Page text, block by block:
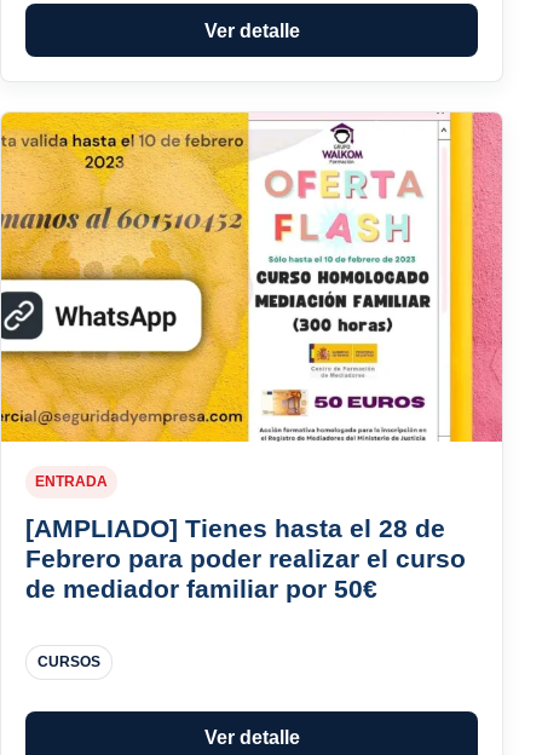
Ver detalle
ENTRADA
[AMPLIADO] Tienes hasta el 28 de
Febrero para poder realizar el curso
de mediador familiar por 50€
CURSOS
Ver detalle